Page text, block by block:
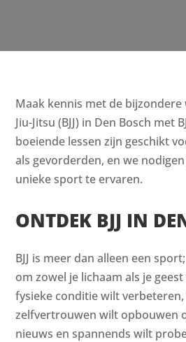
Maak kennis met de bijzondere
Jiu-Jitsu (BJJ) in Den Bosch met
boeiende lessen zijn geschikt
als gevorderden, en we
unieke sport te ervaren.
ONTDEK BJJ IN
BJJ is meer dan alleen een
om zowel je lichaam als je
fysieke conditie wilt
zelfvertrouwen wilt opbouwen
nieuws en spannends wilt